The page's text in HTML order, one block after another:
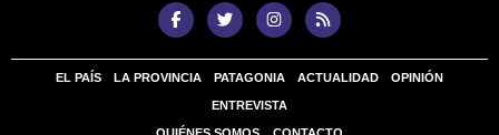
EL PAÍS LA PROVINCIA PATAGONIA ACTUALIDAD OPINIÓN
ENTREVISTA